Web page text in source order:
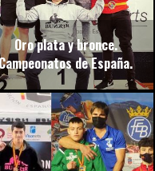
Oro plata y bronce.
de España.